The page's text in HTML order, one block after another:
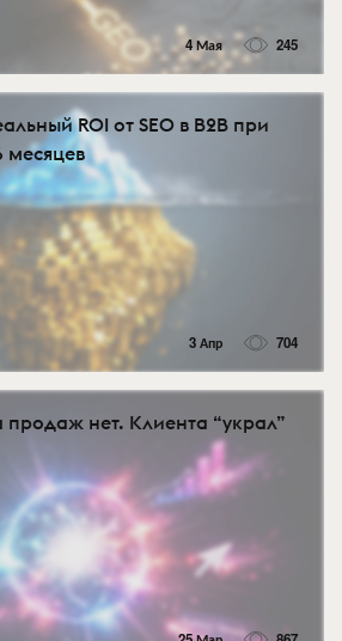
4 Мая 245
ROI от SEO в B2B при
месяцев
3 Апр 704
продаж нет. Клиента “украл”